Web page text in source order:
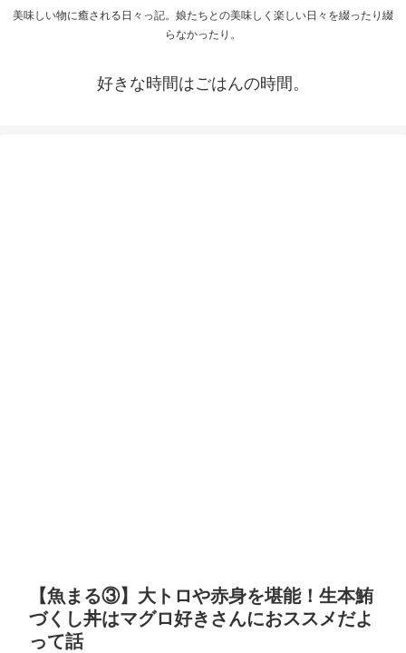
美味しい物に癒される日々っ記。娘たちとの美味しく楽しい日々を綴ったり綴
らなかったり。
好きな時間はごはんの時間。
【魚まる③】大トロや赤身を堪能！生本鮪
づくし丼はマグロ好きさんにおススメだよ
って話